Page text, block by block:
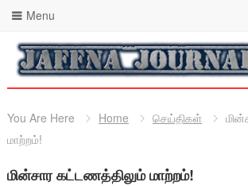
Menu
You Are Here Home செய்திகள்
மாற்றம்!
மின்சார கட்டணத்திலும் மாற்றம்!